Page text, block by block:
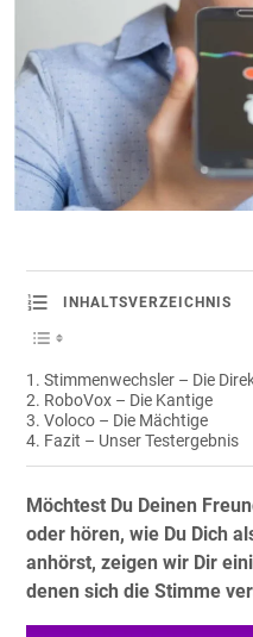
INHALTSVERZEICHNIS
Stimmenwechsler – Die
RoboVox – Die Kantige
Voloco – Die Mächtige
Fazit – Unser Testergebnis
Möchtest Du Deinen
oder hören, wie Du Dich
anhörst, zeigen wir Dir
denen sich die Stimme